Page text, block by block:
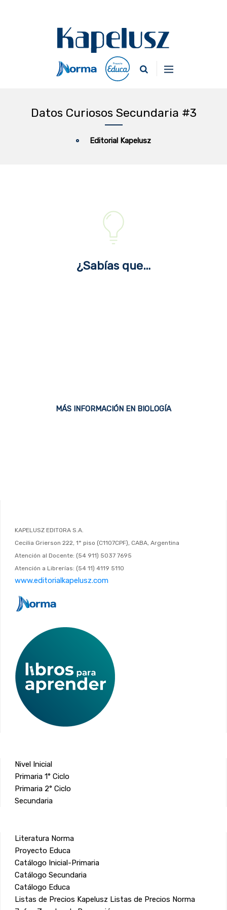
Datos Curiosos Secundaria #3
Editorial Kapelusz
¿Sabías que…
MÁS INFORMACIÓN EN BIOLOGÍA
KAPELUSZ EDITORA S.A.
Cecilia Grierson 222, 1° piso (C1107CPF), CABA, Argentina
Atención al Docente: (54 911) 5037 7695
Atención a Librerías: (54 11) 4119 5110
www.editorialkapelusz.com
Nivel Inicial
Primaria 1° Ciclo
Primaria 2° Ciclo
Secundaria
Literatura Norma
Proyecto Educa
Catálogo Inicial-Primaria
Catálogo Secundaria
Catálogo Educa
Listas de Precios Kapelusz Listas de Precios Norma